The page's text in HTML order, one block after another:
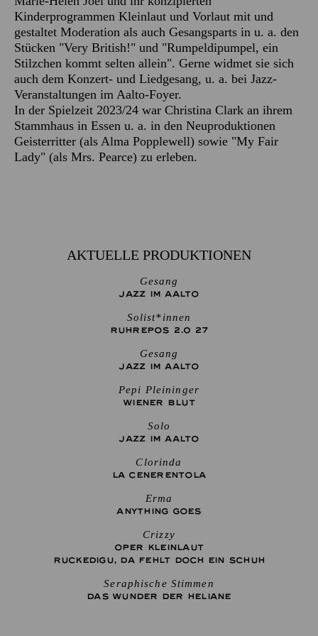
Kinderprogrammen Kleinlaut und Vorlaut mit und
gestaltet Moderation als auch Gesangsparts in u. a. den
Stücken "Very British!" und "Rumpeldipumpel, ein
Stilzchen kommt selten allein". Gerne widmet sie sich
auch dem Konzert- und Liedgesang, u. a. bei Jazz-
Veranstaltungen im Aalto-Foyer.
In der Spielzeit 2023/24 war Christina Clark an ihrem
Stammhaus in Essen u. a. in den Neuproduktionen
Geisterritter (als Alma Popplewell) sowie "My Fair
Lady" (als Mrs. Pearce) zu erleben.
AKTUELLE PRODUKTIONEN
Gesang
JAZZ IM AALTO
Solist*innen
RUHREPOS 2.0 27
Gesang
JAZZ IM AALTO
Pepi Pleininger
WIENER BLUT
Solo
JAZZ IM AALTO
Clorinda
LA CENE­RENTOLA
Erma
ANYTHING GOES
Crizzy
OPER KLEINLAUT
RUCKEDIGU, DA FEHLT DOCH EIN SCHUH
Seraphische Stimmen
DAS WUNDER DER HELIANE